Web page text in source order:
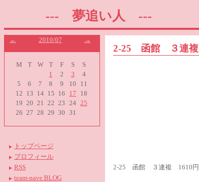
--- 夢追い人 ---
← 2010/07 →
M T W T F S
S
1
2 3
4
5
6 7 8 9 10
11
12
13 14 15 16 17
18
19 20 21 22 23 24 25
26 27 28 29 30 31
トップページ
プロフィール
RSS
team-nave BLOG
2-25 函館 ３連複
2-25 函館 ３連複 1610円